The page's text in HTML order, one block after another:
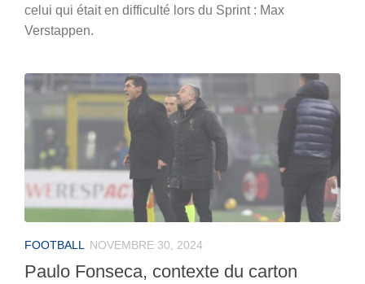
celui qui était en difficulté lors du Sprint : Max
Verstappen.
FOOTBALL NOVEMBRE 30, 2024
Paulo Fonseca, contexte du carton